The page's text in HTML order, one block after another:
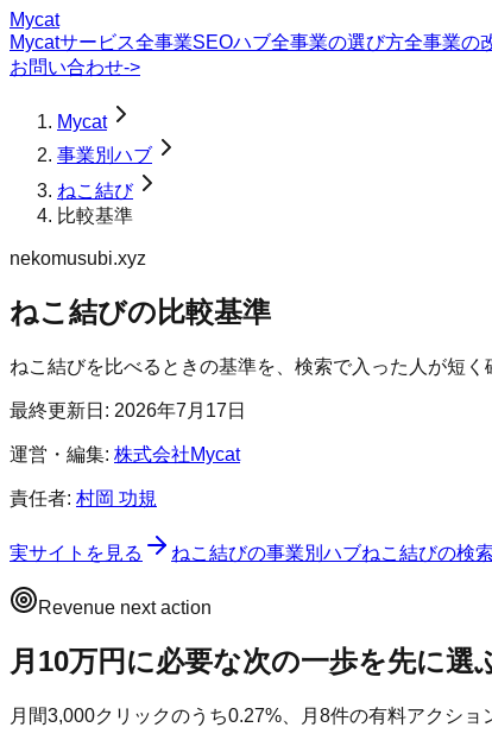
Mycat
Mycatサービス全事業SEOハブ全事業の選び方全事業の
お問い合わせ->
Mycat
事業別ハブ
ねこ結び
比較基準
nekomusubi.xyz
ねこ結びの 比較基準
ねこ結びを比べるときの基準を、検索で入った人が短く
最終更新日: 2026年7月17日
運営・編集: 株式会社Mycat
責任者: 村岡 功規
実サイトを見る ねこ結びの事業別ハブねこ結びの検
Revenue next action
月10万円に必要な次の一歩を先に選
月間3,000クリックのうち0.27%、月 8件の有料アクショ